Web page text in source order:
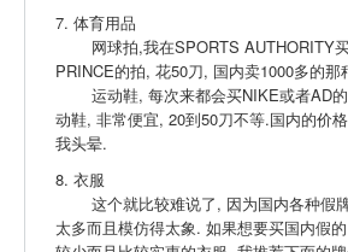
7. 体育用品
网球拍,我在SPORTS AUTHORITY
PRINCE的拍, 花50刀, 国内卖1000多的那
运动鞋, 每次来都会买NIKE或者AD
动鞋, 非常便宜, 20到50刀不等.国内的价
我头晕.
8. 衣服
这个就比较难说了, 因为国内各种假
太多而且模仿得太象. 如果想要买国内假